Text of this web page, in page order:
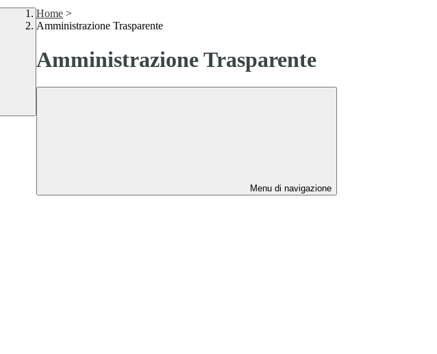
Home >
Amministrazione Trasparente
Amministrazione Trasparente
Menu di navigazione